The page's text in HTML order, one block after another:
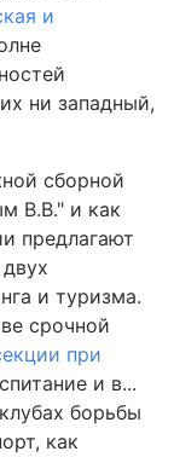
и
ни западный,
сборной
В.В." и как
предлагают
и туризма.
срочной
при
и в...
борьбы
как